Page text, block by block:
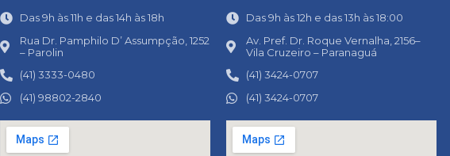
Das 9h às 11h e das 14h às 18h
Rua Dr. Pamphilo D’ Assumpção, 1252
– Parolin
(41) 3333-0480
(41) 98802-2840
Das 9h às 12h e das 13h às 18:00
Av. Pref. Dr. Roque Vernalha, 2156–
Vila Cruzeiro – Paranaguá
(41) 3424-0707
(41) 3424-0707